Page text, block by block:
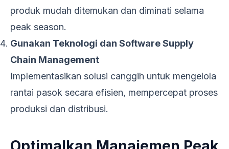
produk mudah ditemukan dan diminati selama
peak season.
Gunakan Teknologi dan Software Supply
Chain Management
Implementasikan solusi canggih untuk mengelola
rantai pasok secara efisien, mempercepat proses
produksi dan distribusi.